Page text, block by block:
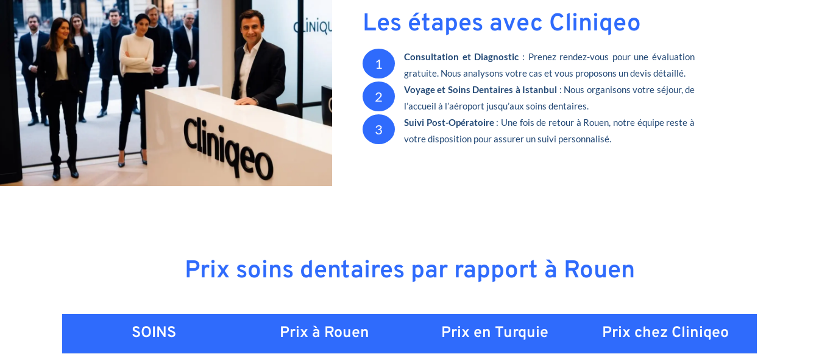
Les étapes avec Cliniqeo
1 Consultation et Diagnostic : Prenez rendez-vous pour une évaluation
gratuite. Nous analysons votre cas et vous proposons un devis détaillé.
2 Voyage et Soins Dentaires à Istanbul : Nous organisons votre séjour, de
l’accueil à l’aéroport jusqu’aux soins dentaires.
3 Suivi Post-Opératoire : Une fois de retour à Rouen, notre équipe reste à
votre disposition pour assurer un suivi personnalisé.
Prix soins dentaires par rapport à Rouen
SOINS Prix à Rouen Prix en Turquie Prix chez Cliniqeo